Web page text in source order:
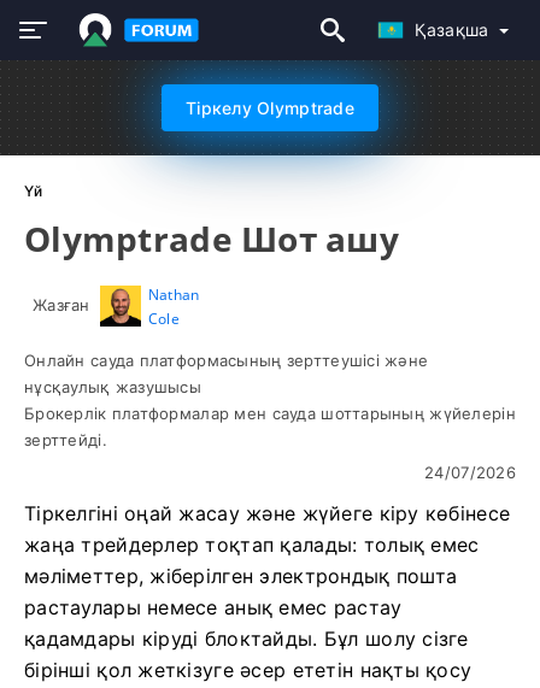
Қазақша
Тіркелу Olymptrade
Үй
Olymptrade Шот ашу
Жазған
Nathan
Cole
Онлайн сауда платформасының зерттеушісі және
нұсқаулық жазушысы
Брокерлік платформалар мен сауда шоттарының жүйелерін
зерттейді.
24/07/2026
Тіркелгіні оңай жасау және жүйеге кіру көбінесе
жаңа трейдерлер тоқтап қалады: толық емес
мәліметтер, жіберілген электрондық пошта
растаулары немесе анық емес растау
қадамдары кіруді блоктайды. Бұл шолу сізге
бірінші қол жеткізуге әсер ететін нақты қосу